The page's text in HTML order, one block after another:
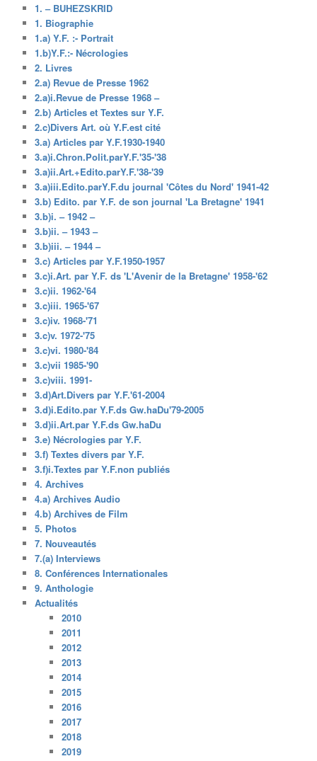
1. – BUHEZSKRID
1. Biographie
1.a) Y.F. :- Portrait
1.b)Y.F.:- Nécrologies
2. Livres
2.a) Revue de Presse 1962
2.a)i.Revue de Presse 1968 –
2.b) Articles et Textes sur Y.F.
2.c)Divers Art. où Y.F.est cité
3.a) Articles par Y.F.1930-1940
3.a)i.Chron.Polit.parY.F.'35-'38
3.a)ii.Art.+Edito.parY.F.'38-'39
3.a)iii.Edito.parY.F.du journal 'Côtes du Nord' 1941-42
3.b) Edito. par Y.F. de son journal 'La Bretagne' 1941
3.b)i. – 1942 –
3.b)ii. – 1943 –
3.b)iii. – 1944 –
3.c) Articles par Y.F.1950-1957
3.c)i.Art. par Y.F. ds 'L'Avenir de la Bretagne' 1958-'62
3.c)ii. 1962-'64
3.c)iii. 1965-'67
3.c)iv. 1968-'71
3.c)v. 1972-'75
3.c)vi. 1980-'84
3.c)vii 1985-'90
3.c)viii. 1991-
3.d)Art.Divers par Y.F.'61-2004
3.d)i.Edito.par Y.F.ds Gw.haDu'79-2005
3.d)ii.Art.par Y.F.ds Gw.haDu
3.e) Nécrologies par Y.F.
3.f) Textes divers par Y.F.
3.f)i.Textes par Y.F.non publiés
4. Archives
4.a) Archives Audio
4.b) Archives de Film
5. Photos
7. Nouveautés
7.(a) Interviews
8. Conférences Internationales
9. Anthologie
Actualités
2010
2011
2012
2013
2014
2015
2016
2017
2018
2019